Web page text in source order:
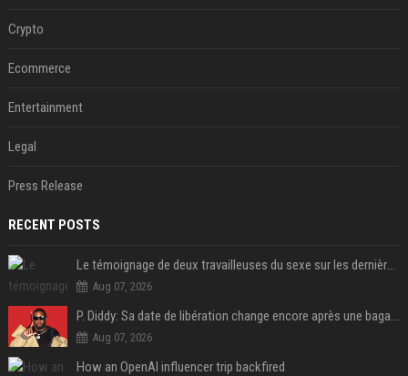
Crypto
Ecommerce
Entertainment
Legal
Press Release
RECENT POSTS
Le témoignage de deux travailleuses du sexe sur les dernières heures de Liam Payne a été dévoilé
Aug 07, 2026
P. Diddy: Sa date de libération change encore après une bagarre
Aug 07, 2026
How an OpenAI influencer trip backfired